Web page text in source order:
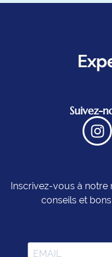
Suivez-
Inscrivez-vous à
conseils et